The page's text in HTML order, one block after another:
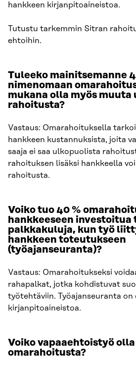
hankkeen kirjanpitoaineistoa.
Tutustu tarkemmin Sitran
ehtoihin.
Tuleeko mainitsemanne
nimenomaan
mukana olla myös muuta
rahoitusta?
Vastaus: Omarahoituksella
hankkeen kustannuksista, joita
saaja ei saa ulkopuolista
rahoituksen lisäksi hankkeella
rahoitusta.
Voiko tuo 40 %
hankkeeseen investoitua
palkkakuluja, kun työ
hankkeen toteutukseen
(työajanseuranta)?
Vastaus: Omarahoitukseksi
rahapalkat, jotka kohdistuvat
työtehtäviin. Työajanseuranta on
kirjanpitoaineistoa.
Voiko vapaaehtoistyö olla
omarahoitusta?